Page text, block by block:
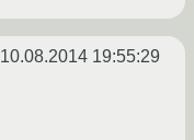
10.08.2014 19:55:29